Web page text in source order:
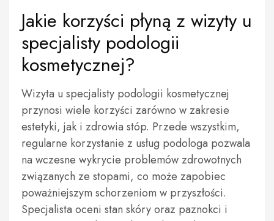
Jakie korzyści płyną z wizyty u
specjalisty podologii
kosmetycznej?
Wizyta u specjalisty podologii kosmetycznej
przynosi wiele korzyści zarówno w zakresie
estetyki, jak i zdrowia stóp. Przede wszystkim,
regularne korzystanie z usług podologa pozwala
na wczesne wykrycie problemów zdrowotnych
związanych ze stopami, co może zapobiec
poważniejszym schorzeniom w przyszłości.
Specjalista oceni stan skóry oraz paznokci i